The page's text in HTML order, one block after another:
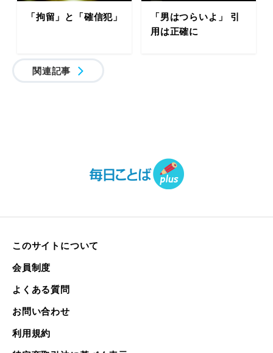
「拘留」と「確信犯」
「男はつらいよ」 引
用は正確に
関連記事
このサイトについて
会員制度
よくある質問
お問い合わせ
利用規約